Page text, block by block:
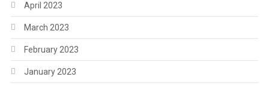
April 2023
March 2023
February 2023
January 2023